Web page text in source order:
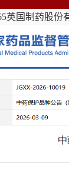
国制药股